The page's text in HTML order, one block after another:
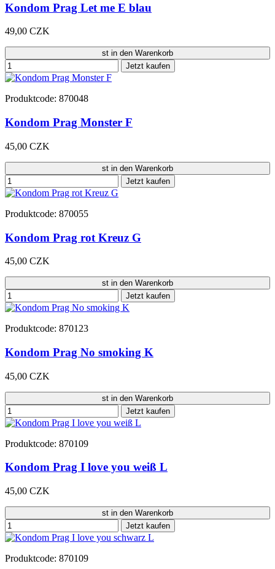
Kondom Prag Let me E blau
49,00 CZK
st in den Warenkorb
Jetzt kaufen
Produktcode: 870048
Kondom Prag Monster F
45,00 CZK
st in den Warenkorb
Jetzt kaufen
Produktcode: 870055
Kondom Prag rot Kreuz G
45,00 CZK
st in den Warenkorb
Jetzt kaufen
Produktcode: 870123
Kondom Prag No smoking K
45,00 CZK
st in den Warenkorb
Jetzt kaufen
Produktcode: 870109
Kondom Prag I love you weiß L
45,00 CZK
st in den Warenkorb
Jetzt kaufen
Produktcode: 870109